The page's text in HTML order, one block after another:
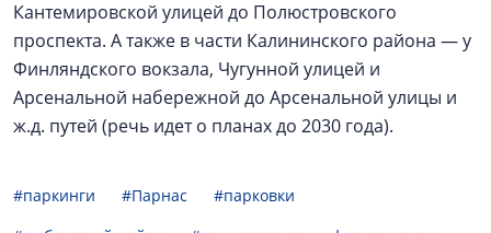
Кантемировской улицей до Полюстровского
проспекта. А также в части Калининского района — у
Финляндского вокзала, Чугунной улицей и
Арсенальной набережной до Арсенальной улицы и
ж.д. путей (речь идет о планах до 2030 года).
#паркинги #Парнас
#парковки